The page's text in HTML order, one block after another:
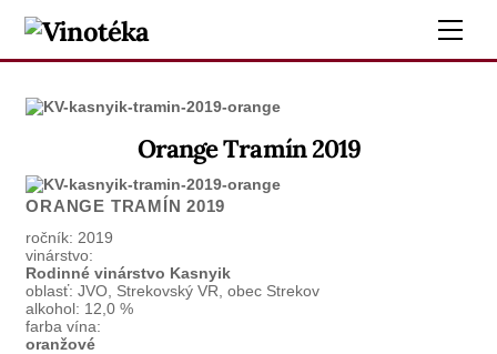
Skip
Orange Tramín 2019
ORANGE TRAMÍN 2019
ročník: 2019
vinárstvo:
Rodinné vinárstvo Kasnyik
oblasť: JVO, Strekovský VR, obec Strekov
alkohol: 12,0 %
farba vína:
oranžové